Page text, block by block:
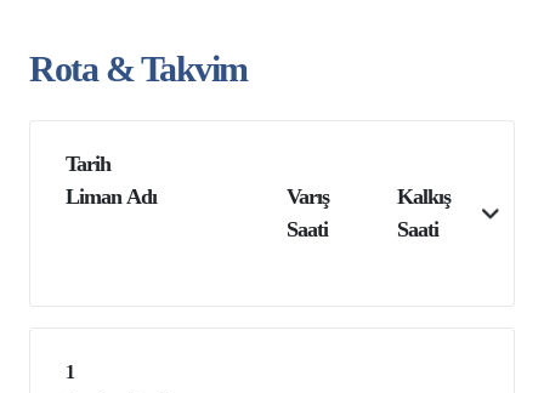
Rota & Takvim
Tarih
Liman Adı
Varış
Saati
Kalkış
Saati
1